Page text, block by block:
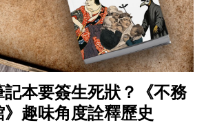
本要簽生死狀？《不務
趣味角度詮釋歷史